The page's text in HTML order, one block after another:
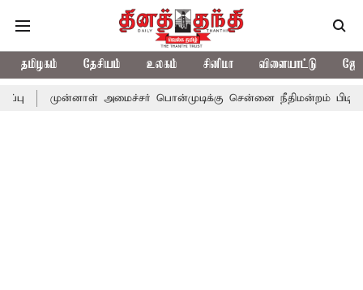
தமிழகம் தேசியம் உலகம் சினிமா விளையாட்டு
அமைச்சர் பொன்முடிக்கு சென்னை நீதிமன்றம் பிடிவாராண்ட்